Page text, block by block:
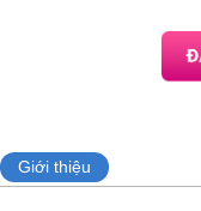
Giới thiệu